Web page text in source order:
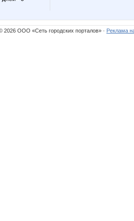
2026 ООО «Сеть городских порталов» · Реклама